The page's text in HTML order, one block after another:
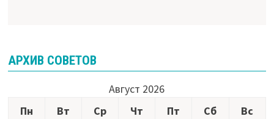
АРХИВ СОВЕТОВ
Август 2026
Пн
Вт Ср Чт Пт Сб
Вс